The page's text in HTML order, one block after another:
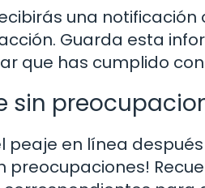
una
Guarda esta
que has cumplido
sin
en línea
preocupaciones!